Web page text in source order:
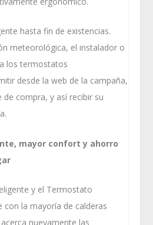
hasta fin de existencias.
meteorológica, el instalador o
los termostatos
desde la web de la campaña,
compra, y así recibir su
mayor confort y ahorro
y el Termostato
con la mayoría de calderas
nuevamente las